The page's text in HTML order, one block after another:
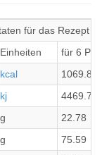
für das Rezept
Einheiten
für 6
kcal
1069.85
kj
4469.7
g
22.78
g
75.59